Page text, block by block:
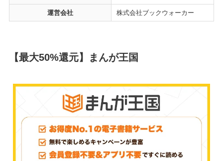
運営会社 株式会社ブックウォーカー
【最大50%還元】まんが王国